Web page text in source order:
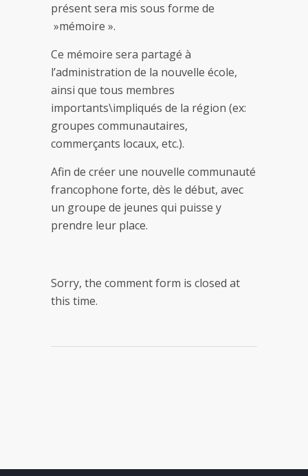
présent sera mis sous forme de
»mémoire ».
Ce mémoire sera partagé à
l’administration de la nouvelle école,
ainsi que tous membres
importants\impliqués de la région (ex:
groupes communautaires,
commerçants locaux, etc.).
Afin de créer une nouvelle communauté
francophone forte, dès le début, avec
un groupe de jeunes qui puisse y
prendre leur place.
Sorry, the comment form is closed at
this time.